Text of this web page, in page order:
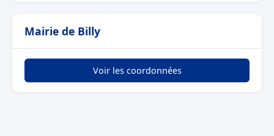
Mairie de Billy
Voir les coordonnées